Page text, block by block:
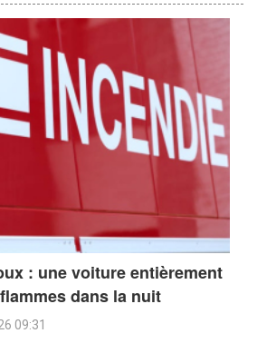
: une voiture entièrement
dans la nuit
09:31